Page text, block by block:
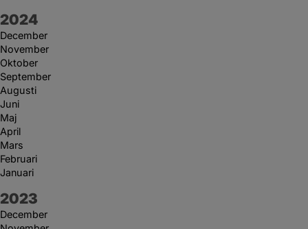
År:
2024
December
November
Oktober
September
Augusti
Juni
Maj
April
Mars
Februari
Januari
År:
2023
December